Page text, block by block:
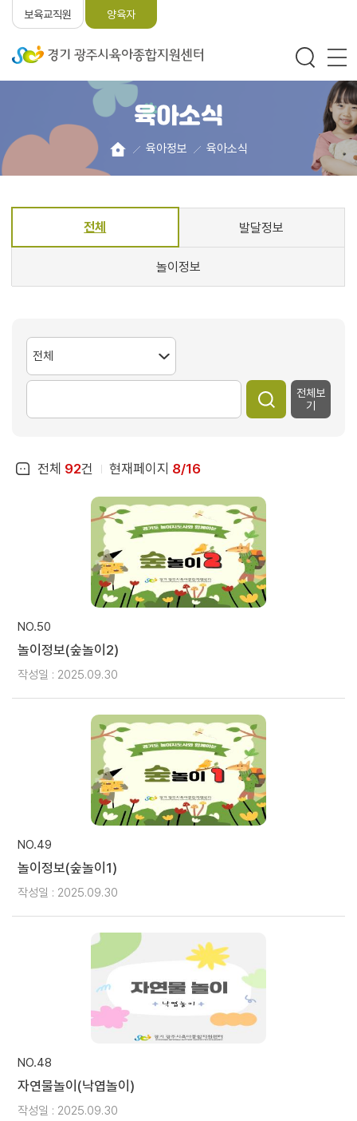
보육교직원 양육자
육아소식
육아정보 육아소식
전체 발달정보
놀이정보
전체보
기
전체 92건 현재페이지 8/16
NO.50
놀이정보(숲놀이2)
작성일 : 2025.09.30
NO.49
놀이정보(숲놀이1)
작성일 : 2025.09.30
NO.48
자연물놀이(낙엽놀이)
작성일 : 2025.09.30